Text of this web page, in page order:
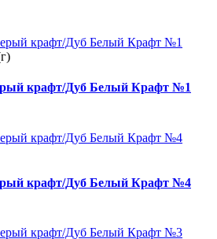
крафт/Дуб Белый Крафт №1
крафт/Дуб Белый Крафт №4